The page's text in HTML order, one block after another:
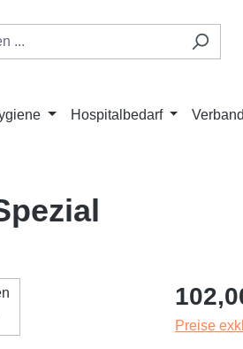
Hospitalbedarf
Regulärer
Preise